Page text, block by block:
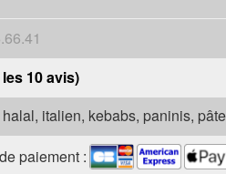
10 avis)
italien, kebabs, paninis,
paiement :